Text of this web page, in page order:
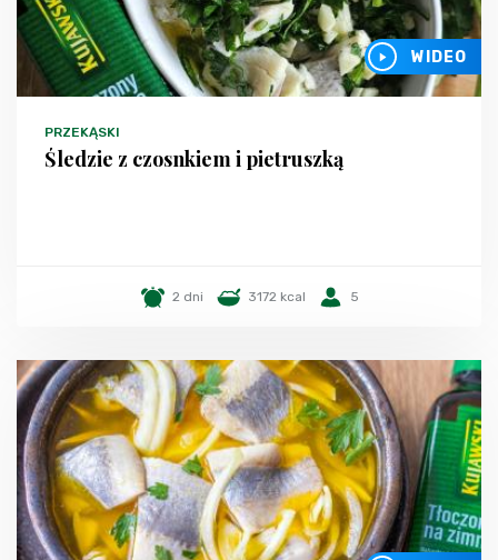
WIDEO
PRZEKĄSKI
Śledzie z czosnkiem i pietruszką
2 dni 3172 kcal 5